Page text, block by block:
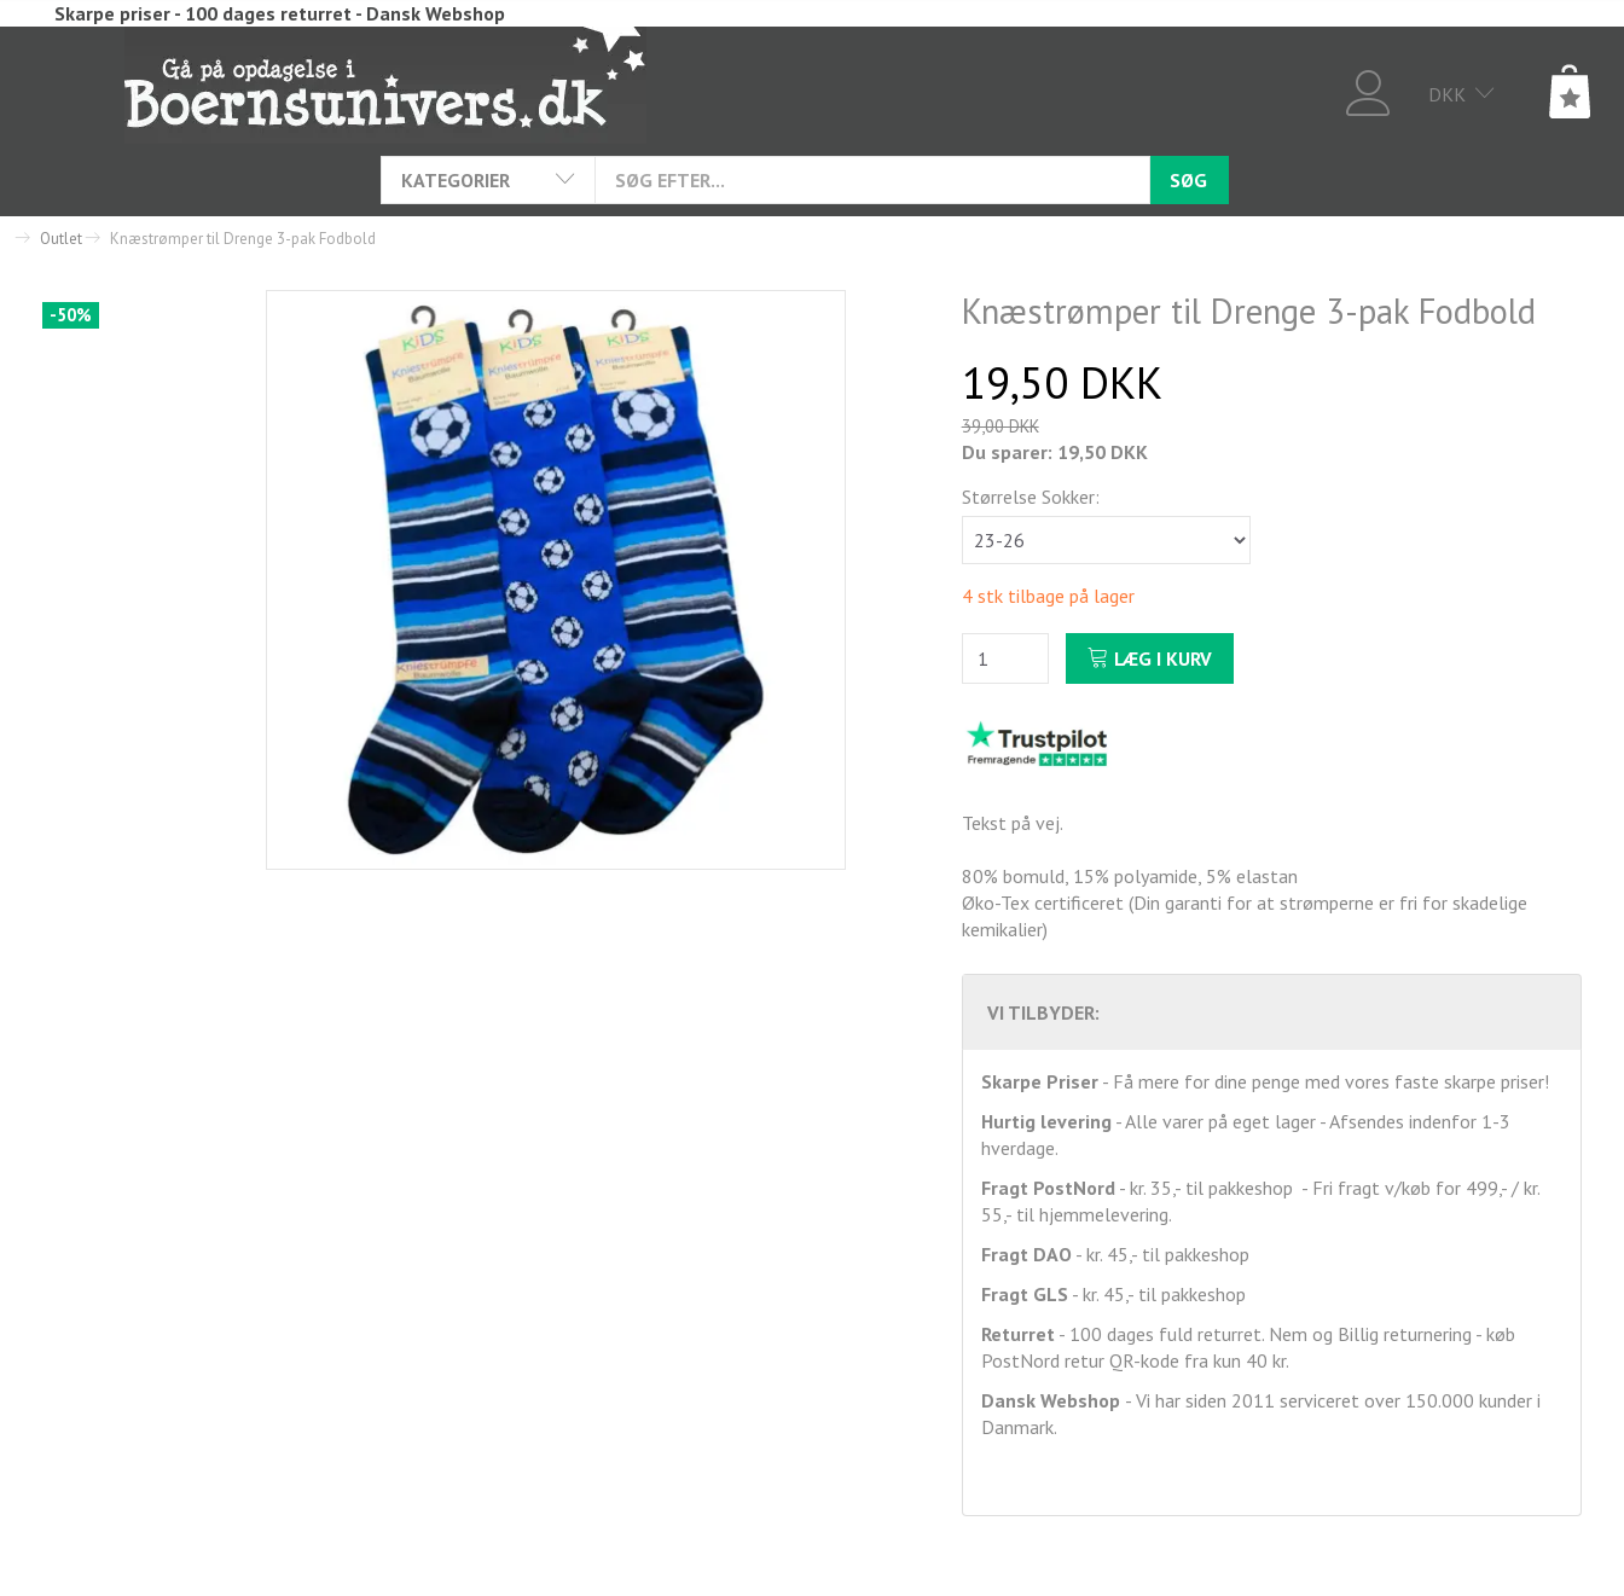
Skarpe priser - 100 dages returret - Dansk Webshop
DKK
KATEGORIER SØG
Outlet Knæstrømper til Drenge 3-pak Fodbold
-50% Knæstrømper til Drenge 3-pak Fodbold
19,50 DKK
39,00 DKK
Du sparer: 19,50 DKK
Størrelse Sokker:
4 stk tilbage på lager
LÆG I KURV
Tekst på vej.
80% bomuld, 15% polyamide, 5% elastan
Øko-Tex certificeret (Din garanti for at strømperne er fri for skadelige
kemikalier)
VI TILBYDER:
Skarpe Priser- Få mere for dine penge med vores faste skarpe priser!
Hurtig levering - Alle varer på eget lager - Afsendes indenfor 1-3
hverdage.
Fragt PostNord- kr. 35,- til pakkeshop - Fri fragt v/køb for 499,- / kr.
55,- til hjemmelevering.
Fragt DAO - kr. 45,- til pakkeshop
Fragt GLS - kr. 45,- til pakkeshop
Returret - 100 dages fuld returret. Nem og Billig returnering - køb
PostNord retur QR-kode fra kun 40 kr.
Dansk Webshop - Vi har siden 2011 serviceret over 150.000 kunder i
Danmark.